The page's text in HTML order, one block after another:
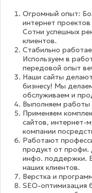
Огромный опыт:
интернет
Сотни успешных
клиентов.
Стабильно
Используем в
передовой опыт
Наши сайты
бизнесу! Мы
обслуживаем и
Выполняем работы
Применяем
сайтов, интернет-
компании
Работают
продукт от профи.
инфо. поддержки.
наших клиентов.
Верстка и
SEO-оптимизация